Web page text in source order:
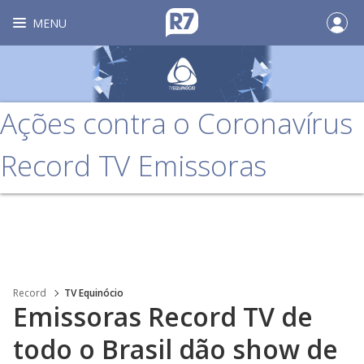
MENU
Ações contra o Coronavírus
Record TV Emissoras
Record TV Equinócio
Emissoras Record TV de
todo o Brasil dão show de